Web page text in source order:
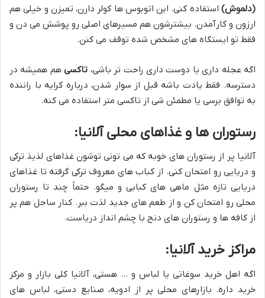
(دلموش) استفاده کنی. این اتوبوس ها کولر دارن، تمیزن و خیلی هم
ارزون و کارآمدن. بیشترشون هم مسیرهای اصلی رو پوشش می دن و
فقط تو ایستگاه های مشخص شده توقف می کنن.
اگه عجله داری یا دوست داری راحت تر باشی، تاکسیهم همیشه در
دسترسه. فقط یادت باشه قبل از سوار شدن، درباره کرایه با راننده
به توافق برسی یا مطمئن شی از تاکسی متر استفاده می کنه.
رستوران ها و غذاهای محلی آلانیا:
آلانیا پر از رستوران های خوبه که می تونی توشون غذاهای لذیذ ترکی
و دریایی رو امتحان کنی. از کباب های معروف ترکی گرفته تا غذاهای
دریایی تازه مثل ماهی های کبابی و میگو. حتماً چند تا رستوران
محلی رو امتحان کن و از طعم های جدید لذت ببر. کنار ساحل هم پر
از کافه ها و رستوران های دنج با چشم انداز دریاست.
مراکز خرید آلانیا:
اگه اهل خرید سوغاتی یا لباس و … هستی، آلانیا کلی بازار و مرکز
خرید داره. بازارهای محلی پر از ادویه، صنایع دستی، لباس های